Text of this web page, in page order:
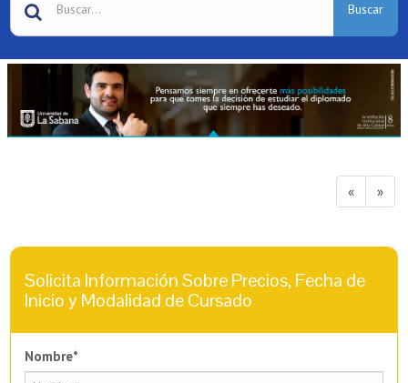
Buscar
« »
Solicita Información Sobre Precios, Fecha de
Inicio y Modalidad de Cursado
Nombre*